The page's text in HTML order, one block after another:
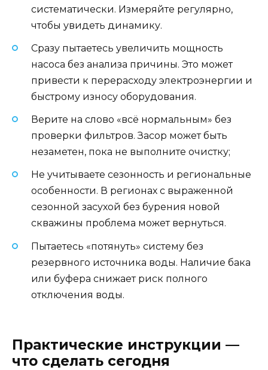
систематически. Измеряйте регулярно,
чтобы увидеть динамику.
Сразу пытаетесь увеличить мощность
насоса без анализа причины. Это может
привести к перерасходу электроэнергии и
быстрому износу оборудования.
Верите на слово «всё нормальным» без
проверки фильтров. Засор может быть
незаметен, пока не выполните очистку;
Не учитываете сезонность и региональные
особенности. В регионах с выраженной
сезонной засухой без бурения новой
скважины проблема может вернуться.
Пытаетесь «потянуть» систему без
резервного источника воды. Наличие бака
или буфера снижает риск полного
отключения воды.
Практические инструкции —
что сделать сегодня